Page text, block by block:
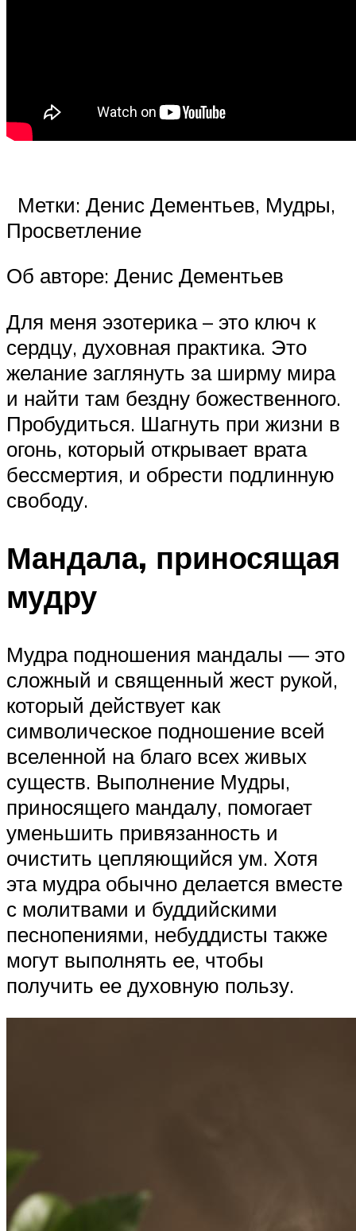
Метки: Денис Дементьев, Мудры,
Просветление
Об авторе: Денис Дементьев
Для меня эзотерика – это ключ к
сердцу, духовная практика. Это
желание заглянуть за ширму мира
и найти там бездну божественного.
Пробудиться. Шагнуть при жизни в
огонь, который открывает врата
бессмертия, и обрести подлинную
свободу.
Мандала, приносящая
мудру
Мудра подношения мандалы — это
сложный и священный жест рукой,
который действует как
символическое подношение всей
вселенной на благо всех живых
существ. Выполнение Мудры,
приносящего мандалу, помогает
уменьшить привязанность и
очистить цепляющийся ум. Хотя
эта мудра обычно делается вместе
с молитвами и буддийскими
песнопениями, небуддисты также
могут выполнять ее, чтобы
получить ее духовную пользу.